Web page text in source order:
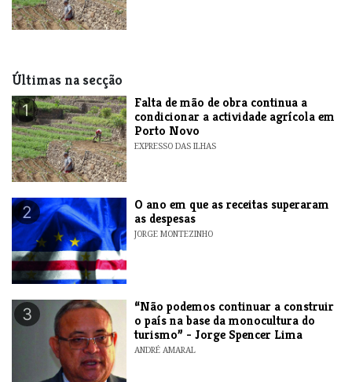
Últimas na secção
1
Falta de mão de obra continua a
condicionar a actividade agrícola em
Porto Novo
EXPRESSO DAS ILHAS
2
O ano em que as receitas superaram
as despesas
JORGE MONTEZINHO
3
“Não podemos continuar a construir
o país na base da monocultura do
turismo” - Jorge Spencer Lima
ANDRÉ AMARAL